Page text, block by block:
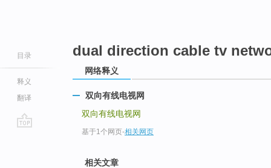
目录
释义
翻译
dual direction cable tv
网络释义
双向有线电视网
双向有线电视网
基于1个网页-相关网页
相关文章